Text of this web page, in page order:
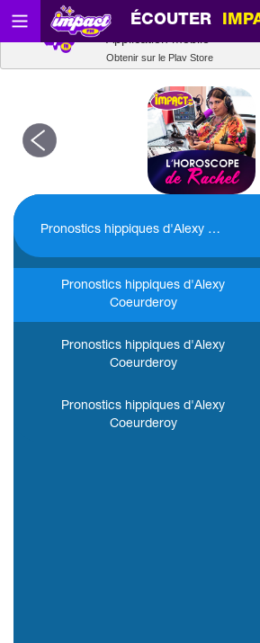
ÉCOUTER
Replay
Pronostics hippiques d'Alexy Coeurderoy
Pronostics hippiques d'Alexy
Coeurderoy
Pronostics hippiques d'Alexy
Coeurderoy
Pronostics hippiques d'Alexy
Coeurderoy
Radio SCOOP
Obtenir sur le Play Store